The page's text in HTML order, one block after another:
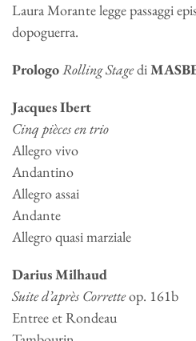
Laura Morante legge passaggi
dopoguerra.
PrologoRolling Stagedi
Jacques Ibert
Cinq pièces en trio
Allegro vivo
Andantino
Allegro assai
Andante
Allegro quasi marziale
Darius Milhaud
Suite d’après Corretteop. 161b
Entree et Rondeau